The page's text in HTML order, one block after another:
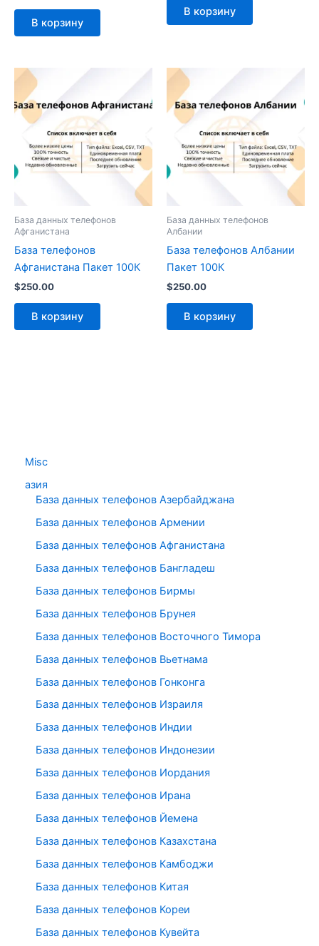
Misc
азия
База данных телефонов Азербайджана
База данных телефонов Армении
База данных телефонов Афганистана
База данных телефонов Бангладеш
База данных телефонов Бирмы
База данных телефонов Брунея
База данных телефонов Восточного Тимора
База данных телефонов Вьетнама
База данных телефонов Гонконга
База данных телефонов Израиля
База данных телефонов Индии
База данных телефонов Индонезии
База данных телефонов Иордания
База данных телефонов Ирана
База данных телефонов Йемена
База данных телефонов Казахстана
База данных телефонов Камбоджи
База данных телефонов Китая
База данных телефонов Кореи
База данных телефонов Кувейта
В корзину
В корзину
База данных телефонов
Афганистана
База телефонов
Афганистана Пакет 100К
$250.00
В корзину
База данных телефонов
Албании
База телефонов Албании
Пакет 100К
$250.00
В корзину